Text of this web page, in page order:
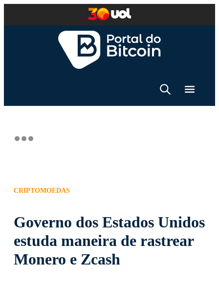
CRIPTOMOEDAS
Governo dos Estados Unidos
estuda maneira de rastrear
Monero e Zcash